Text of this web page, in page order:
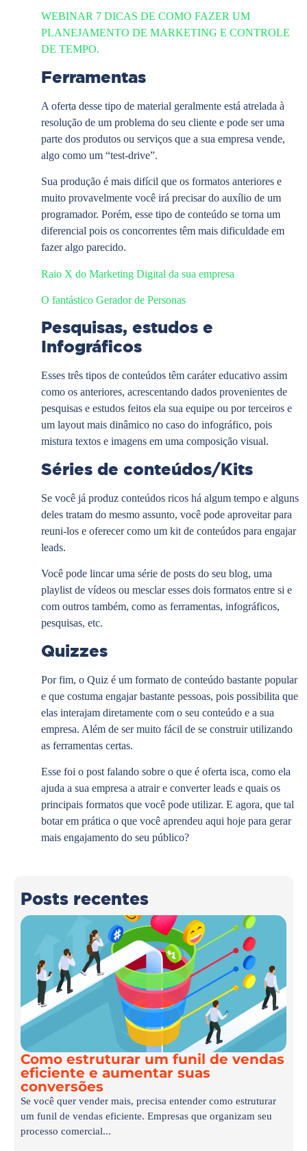
WEBINAR 7 DICAS DE COMO FAZER UM
PLANEJAMENTO DE MARKETING E CONTROLE
DE TEMPO.
Ferramentas
A oferta desse tipo de material geralmente está atrelada à
resolução de um problema do seu cliente e pode ser uma
parte dos produtos ou serviços que a sua empresa vende,
algo como um “test-drive”.
Sua produção é mais difícil que os formatos anteriores e
muito provavelmente você irá precisar do auxílio de um
programador. Porém, esse tipo de conteúdo se torna um
diferencial pois os concorrentes têm mais dificuldade em
fazer algo parecido.
Raio X do Marketing Digital da sua empresa
O fantástico Gerador de Personas
Pesquisas, estudos e
Infográficos
Esses três tipos de conteúdos têm caráter educativo assim
como os anteriores, acrescentando dados provenientes de
pesquisas e estudos feitos ela sua equipe ou por terceiros e
um layout mais dinâmico no caso do infográfico, pois
mistura textos e imagens em uma composição visual.
Séries de conteúdos/Kits
Se você já produz conteúdos ricos há algum tempo e alguns
deles tratam do mesmo assunto, você pode aproveitar para
reuni-los e oferecer como um kit de conteúdos para engajar
leads.
Você pode lincar uma série de posts do seu blog, uma
playlist de vídeos ou mesclar esses dois formatos entre si e
com outros também, como as ferramentas, infográficos,
pesquisas, etc.
Quizzes
Por fim, o Quiz é um formato de conteúdo bastante popular
e que costuma engajar bastante pessoas, pois possibilita que
elas interajam diretamente com o seu conteúdo e a sua
empresa. Além de ser muito fácil de se construir utilizando
as ferramentas certas.
Esse foi o post falando sobre o que é oferta isca, como ela
ajuda a sua empresa a atrair e converter leads e quais os
principais formatos que você pode utilizar. E agora, que tal
botar em prática o que você aprendeu aqui hoje para gerar
mais engajamento do seu público?
Posts recentes
Como estruturar um funil de vendas
eficiente e aumentar suas
conversões
Se você quer vender mais, precisa entender como estruturar
um funil de vendas eficiente. Empresas que organizam seu
processo comercial...